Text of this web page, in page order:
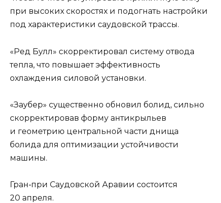
при высоких скоростях и подогнать настройки
под характеристики саудовской трассы.
«Ред Булл» скорректировал систему отвода
тепла, что повышает эффективность
охлаждения силовой установки.
«Заубер» существенно обновил болид, сильно
скорректировав форму антикрыльев
и геометрию центральной части днища
болида для оптимизации устойчивости
машины.
Гран‑при Саудовской Аравии состоится
20 апреля.